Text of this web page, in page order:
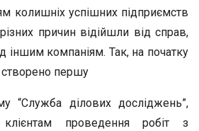
колишніх успішних підприємств
причин відійшли від справ,
іншим компаніям. Так, на початку
створено першу
“Служба ділових досліджень”,
проведення робіт з